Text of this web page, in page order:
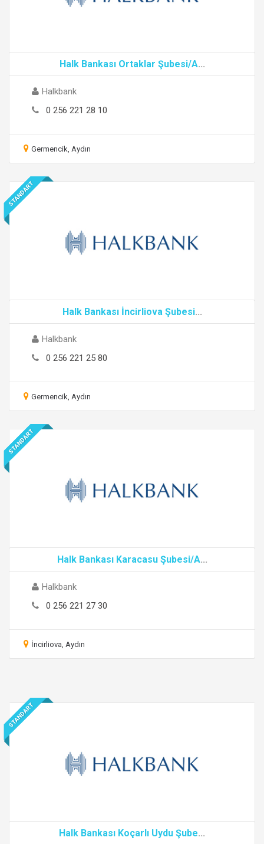
Halk Bankası Ortaklar Şubesi/A...
Halkbank
0 256 221 28 10
Germencik, Aydın
STANDART
Halk Bankası İncirliova Şubesi...
Halkbank
0 256 221 25 80
Germencik, Aydın
STANDART
Halk Bankası Karacasu Şubesi/A...
Halkbank
0 256 221 27 30
İncirliova, Aydın
STANDART
Halk Bankası Koçarlı Uydu Şube...